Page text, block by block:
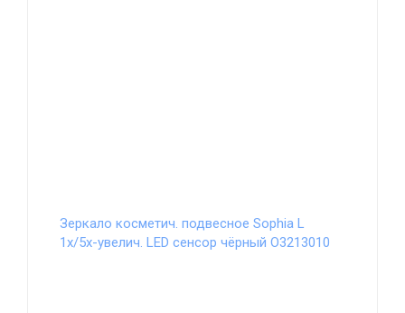
Зеркало косметич. подвесное Sophia L
1х/5х-увелич. LED сенсор чёрный О3213010